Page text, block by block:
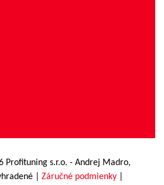
Profituning s.r.o. - Andrej Madro,
Záručné podmienky